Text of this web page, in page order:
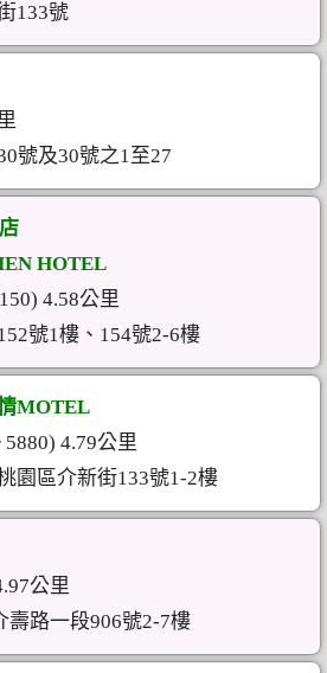
133號
號及30號之1至27
HOTEL
4.58公里
號1樓、154號2-6樓
MOTEL
5880) 4.79公里
園區介新街133號1-2樓
公里
壽路一段906號2-7樓